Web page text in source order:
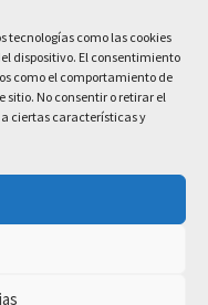
tecnologías como las cookies
dispositivo. El consentimiento
como el comportamiento de
sitio. No consentir o retirar el
ciertas características y